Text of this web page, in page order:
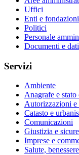
Uffici
Enti e fondazioni
Politici
Personale
Documenti e dati
Servizi
Ambiente
Anagrafe e
Autorizzazioni e
Catasto e
Comunicazioni
Giustizia e
Imprese e
Salute,